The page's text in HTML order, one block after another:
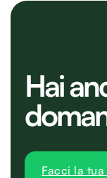
Hai
Facci la